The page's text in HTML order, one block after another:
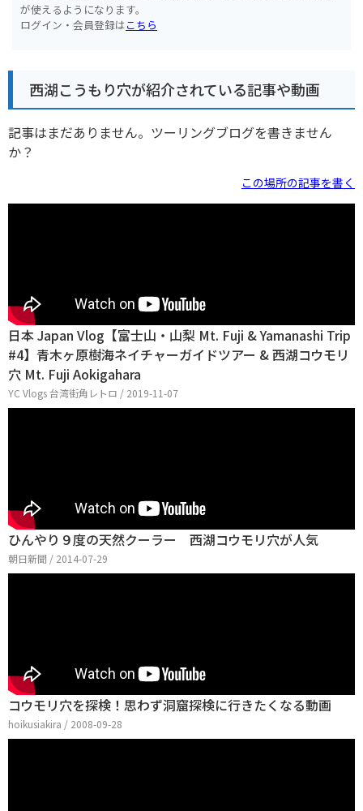
が使えるようになります。
ログイン・会員登録はこちら
西湖こうもり穴が紹介されている記事や動画
記事はまだありません。ツーリングブログを書きません
か？
この場所の記事を書く
日本 Japan Vlog【富士山・山梨 Mt. Fuji & Yamanashi Trip
#4】青木ヶ原樹海ネイチャーガイドツアー & 西湖コウモリ
穴 Mt. Fuji Aokigahara
YC Vlogs 台湾街角レトロ / 2019-11-07
ひんやり９度の天然クーラー 西湖コウモリ穴が人気
朝日新聞 / 2014-07-29
コウモリ穴を探検！思わず洞窟探検に行きたくなる動画
hoikusiakira / 2008-09-28